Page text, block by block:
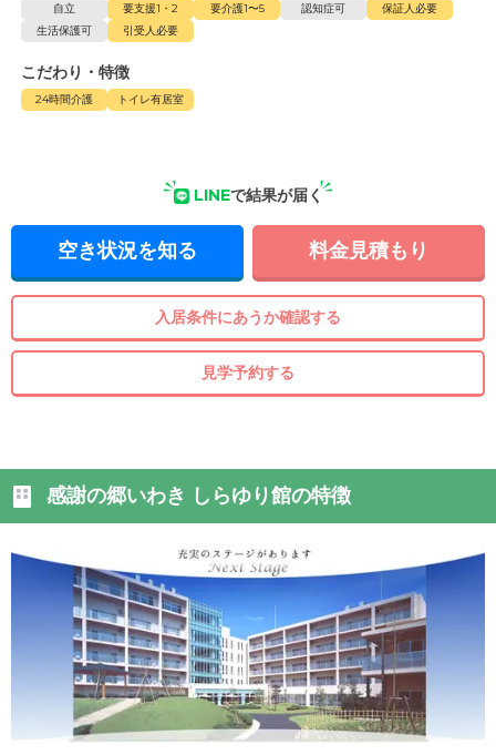
自立 要支援1・2 要介護1〜5 認知症可
保証人必要
生活保護可
引受人必要
こだわり・特徴
24時間介護 トイレ有居室
LINEで結果が届く
空き状況を知る 料金見積もり
入居条件にあうか確認する
見学予約する
感謝の郷いわき しらゆり館の特徴